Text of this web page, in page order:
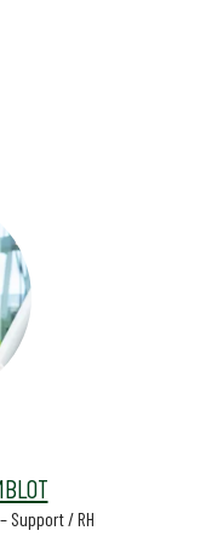
Support / RH